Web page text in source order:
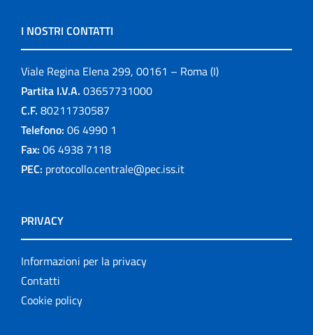
I NOSTRI CONTATTI
Viale Regina Elena 299, 00161 – Roma (I)
Partita I.V.A. 03657731000
C.F. 80211730587
Telefono: 06 4990 1
Fax: 06 4938 7118
PEC: protocollo.centrale@pec.iss.it
PRIVACY
Informazioni per la privacy
Contatti
Cookie policy